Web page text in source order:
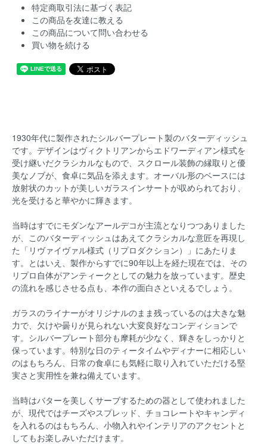
特定商取引法に基づく表記
この商品を友達に教える
この商品について問い合わせる
買い物を続ける
1930年代に製作されたシルバープレート製のバターディッシュ
です。デザインはヴィクトリアンからエドワーディアン様式を
受け継いだクラシカルなもので、スクロール装飾の縁取りと優
美なノブが、食卓に気品を添えます。オーバル形のベースには
放射状のカットが美しいガラスインサートが収められており、
光を受けると華やかに輝きます。
当時はすでにモダンなアールデコが主流となりつつありました
が、このバターディッシュはあえてクラシカルな意匠を再現し
た「リヴァイヴァル様式（リプロダクション）」にあたりま
す。とはいえ、製作からすでに90年以上を経た現在では、その
リプロ自体がアンティークとしての魅力を放っています。歴史
の流れを感じさせる点も、本作の面白さといえるでしょう。
ガラスのライナーがオリジナルのまま残っているのは大きな魅
力で、欠けや曇りが見られない大変良好なコンディションで
す。シルバープレート部分も摩耗が少なく、輝きをしっかりと
保っています。特別な日のティータイムやディナーに相応しい
のはもちろん、日常の食卓にも気軽に取り入れていただける堅
実さと実用性を兼ね備えています。
当時はバターを美しくサーブするための器として使われました
が、現代ではチーズやスプレッド、チョコレートやキャンディ
を入れるのはもちろん、小物入れやインテリアのアクセントと
してもお楽しみいただけます。